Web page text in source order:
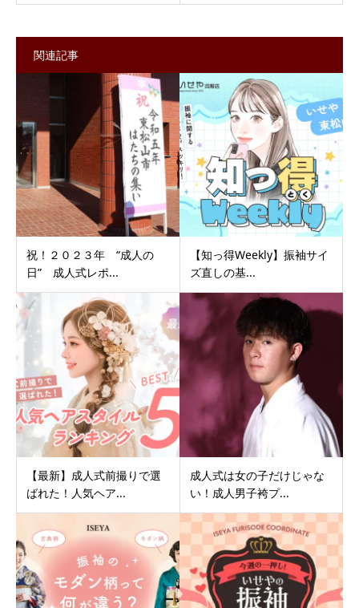
関連記事
祝！２０２３年 “成人の
日” 成人式レポ...
【知っ得Weekly】振袖サイ
ズ直しの基...
【最新】成人式前撮りで選
ばれた！人気ヘア...
成人式は女の子だけじゃな
い！成人男子袴プ...